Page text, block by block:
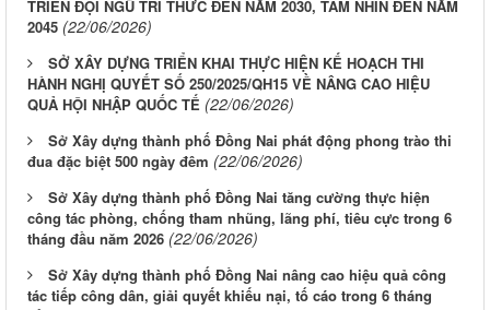
TRIỂN ĐỘI NGŨ TRÍ THỨC ĐẾN NĂM 2030, TẦM NHÌN ĐẾN NĂM
2045 (22/06/2026)
SỞ XÂY DỰNG TRIỂN KHAI THỰC HIỆN KẾ HOẠCH THI
HÀNH NGHỊ QUYẾT SỐ 250/2025/QH15 VỀ NÂNG CAO HIỆU
QUẢ HỘI NHẬP QUỐC TẾ (22/06/2026)
Sở Xây dựng thành phố Đồng Nai phát động phong trào thi
đua đặc biệt 500 ngày đêm (22/06/2026)
Sở Xây dựng thành phố Đồng Nai tăng cường thực hiện
công tác phòng, chống tham nhũng, lãng phí, tiêu cực trong 6
tháng đầu năm 2026 (22/06/2026)
Sở Xây dựng thành phố Đồng Nai nâng cao hiệu quả công
tác tiếp công dân, giải quyết khiếu nại, tố cáo trong 6 tháng
LỊCH CÔNG TÁC CỦA LÃNH ĐẠO SỞ XÂY DỰNG (Từ ngày
03/8 đến ngày 08/8/2026)